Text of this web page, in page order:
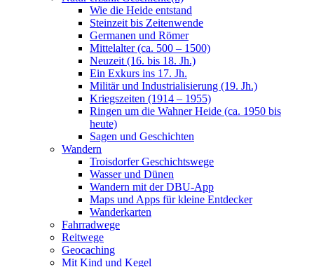
Wie die Heide entstand
Steinzeit bis Zeitenwende
Germanen und Römer
Mittelalter (ca. 500 – 1500)
Neuzeit (16. bis 18. Jh.)
Ein Exkurs ins 17. Jh.
Militär und Industrialisierung (19. Jh.)
Kriegszeiten (1914 – 1955)
Ringen um die Wahner Heide (ca. 1950 bis
heute)
Sagen und Geschichten
Wandern
Troisdorfer Geschichtswege
Wasser und Dünen
Wandern mit der DBU-App
Maps und Apps für kleine Entdecker
Wanderkarten
Fahrradwege
Reitwege
Geocaching
Mit Kind und Kegel